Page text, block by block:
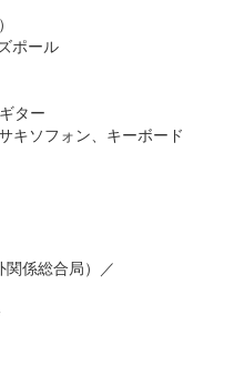
ポール
ター
キソフォン、キーボード
係総合局）／